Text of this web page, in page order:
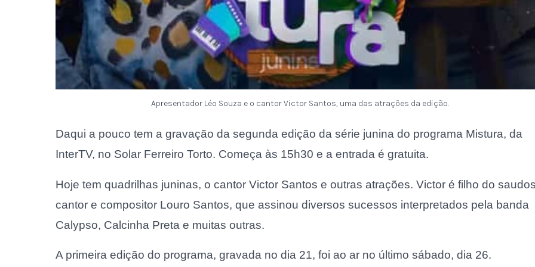
Apresentador Léo Souza e o cantor Victor Santos, uma das atrações da edição.
Daqui a pouco tem a gravação da segunda edição da série junina do programa Mistura, da
InterTV, no Solar Ferreiro Torto. Começa às 15h30 e a entrada é gratuita.
Hoje tem quadrilhas juninas, o cantor Victor Santos e outras atrações. Victor é filho do
cantor e compositor Louro Santos, que assinou diversos sucessos interpretados pela banda
Calypso, Calcinha Preta e muitas outras.
A primeira edição do programa, gravada no dia 21, foi ao ar no último sábado, dia 26.